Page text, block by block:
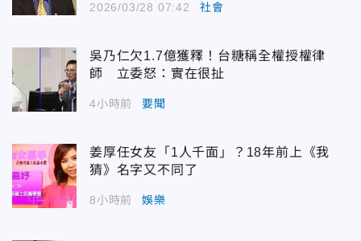
2026/03/28 07:42 社會
吳乃仁欠1.7億獲釋！台糖稱全權授權律
師 立委怒：實在很扯
4小時前 要聞
姜厚任女友「1人千面」？18年前上《我
猜》名字又不同了
8小時前 娛樂